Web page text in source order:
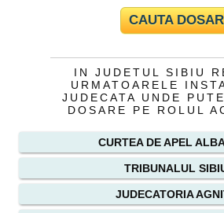
IN JUDETUL SIBIU
URMATOARELE
JUDECATA UNDE
DOSARE PE ROLUL
CURTEA DE APEL
TRIBUNALUL
JUDECATORIA